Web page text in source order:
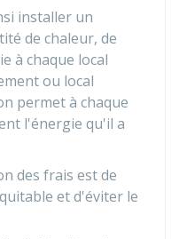
installer un
de chaleur, de
à chaque local
ou local
permet à chaque
l'énergie qu'il a
des frais est de
et d'éviter le